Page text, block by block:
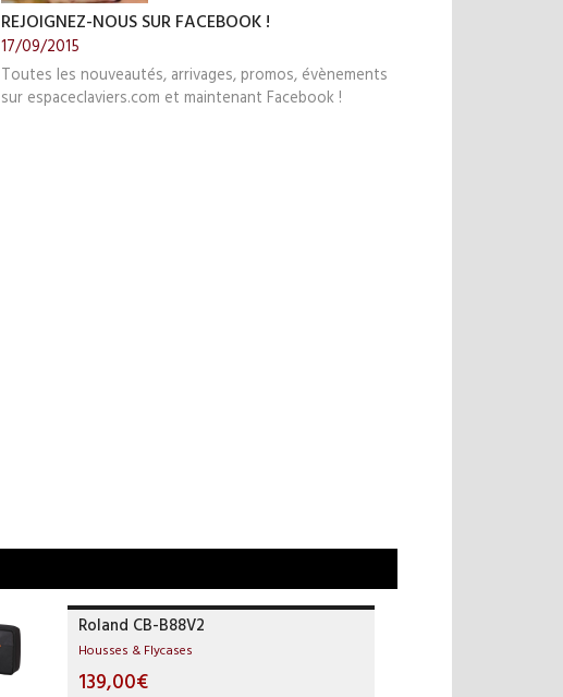
REJOIGNEZ-NOUS SUR FACEBOOK !
17/09/2015
Toutes les nouveautés, arrivages, promos, évènements
sur espaceclaviers.com et maintenant Facebook !
Roland CB-B88V2
Housses & Flycases
139,00€